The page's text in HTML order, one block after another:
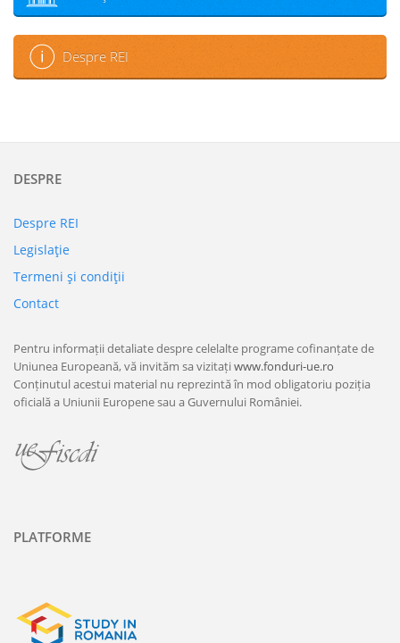
Despre REI
DESPRE
Despre REI
Legislaţie
Termeni şi condiţii
Contact
Pentru informații detaliate despre celelalte programe cofinanțate de
Uniunea Europeană, vă invităm sa vizitațiwww.fonduri-ue.ro
Conținutul acestui material nu reprezintă în mod obligatoriu poziția
oficială a Uniunii Europene sau a Guvernului României.
PLATFORME